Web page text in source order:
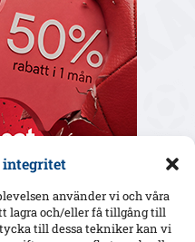
integritet
använder vi och våra
lagra och/eller få tillgång till
till dessa tekniker kan vi